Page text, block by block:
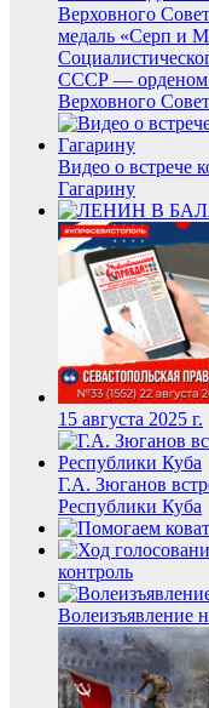
Верховного
медаль «Серп и
СССР — орденом
Верховного
Видео о встрече
Гагарину
15 августа 2025 г.
Г.А. Зюганов
Республики Куба
контроль
Волеизъявление